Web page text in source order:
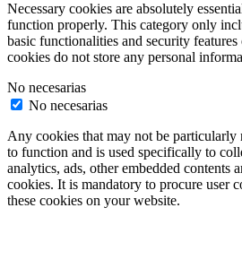
Necessary cookies are absolutely
function properly. This category only
basic functionalities and security
cookies do not store any personal
No necesarias
No necesarias
Any cookies that may not be particularly
to function and is used specifically to
analytics, ads, other embedded contents
cookies. It is mandatory to procure user
these cookies on your website.